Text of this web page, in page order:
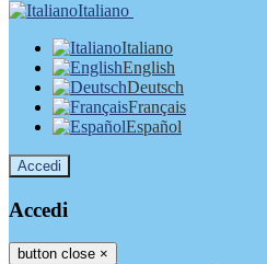
Italiano
Italiano
English
Deutsch
Français
Español
Accedi
Accedi
button close ×